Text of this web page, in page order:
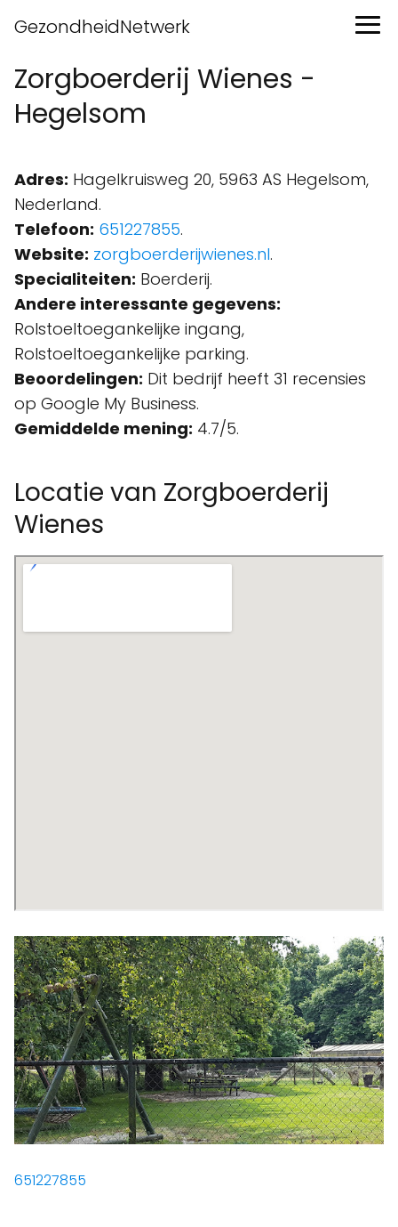
GezondheidNetwerk
Zorgboerderij Wienes -
Hegelsom
Adres: Hagelkruisweg 20, 5963 AS Hegelsom,
Nederland.
Telefoon: 651227855.
Website: zorgboerderijwienes.nl.
Specialiteiten: Boerderij.
Andere interessante gegevens:
Rolstoeltoegankelijke ingang,
Rolstoeltoegankelijke parking.
Beoordelingen: Dit bedrijf heeft 31 recensies
op Google My Business.
Gemiddelde mening: 4.7/5.
Locatie van Zorgboerderij
Wienes
651227855